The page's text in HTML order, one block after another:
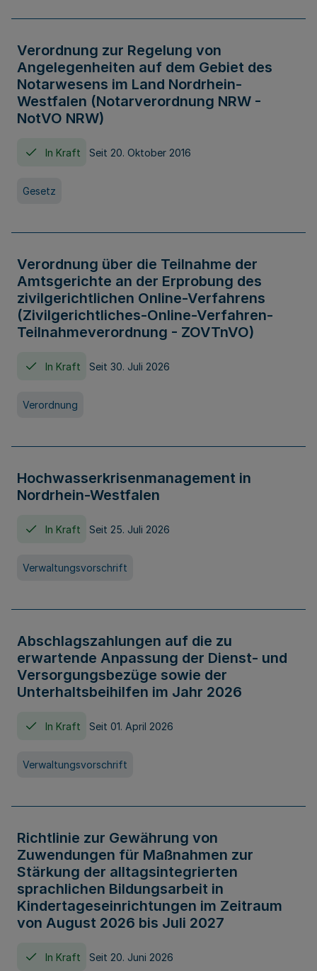
Verordnung zur Regelung von
Angelegenheiten auf dem Gebiet des
Notarwesens im Land Nordrhein-
Westfalen (Notarverordnung NRW -
NotVO NRW)
In Kraft Seit 20. Oktober 2016
Gesetz
Verordnung über die Teilnahme der
Amtsgerichte an der Erprobung des
zivilgerichtlichen Online-Verfahrens
(Zivilgerichtliches-Online-Verfahren-
Teilnahmeverordnung - ZOVTnVO)
In Kraft Seit 30. Juli 2026
Verordnung
Hochwasserkrisenmanagement in
Nordrhein-Westfalen
In Kraft Seit 25. Juli 2026
Verwaltungsvorschrift
Abschlagszahlungen auf die zu
erwartende Anpassung der Dienst- und
Versorgungsbezüge sowie der
Unterhaltsbeihilfen im Jahr 2026
In Kraft Seit 01. April 2026
Verwaltungsvorschrift
Richtlinie zur Gewährung von
Zuwendungen für Maßnahmen zur
Stärkung der alltagsintegrierten
sprachlichen Bildungsarbeit in
Kindertageseinrichtungen im Zeitraum
von August 2026 bis Juli 2027
In Kraft Seit 20. Juni 2026